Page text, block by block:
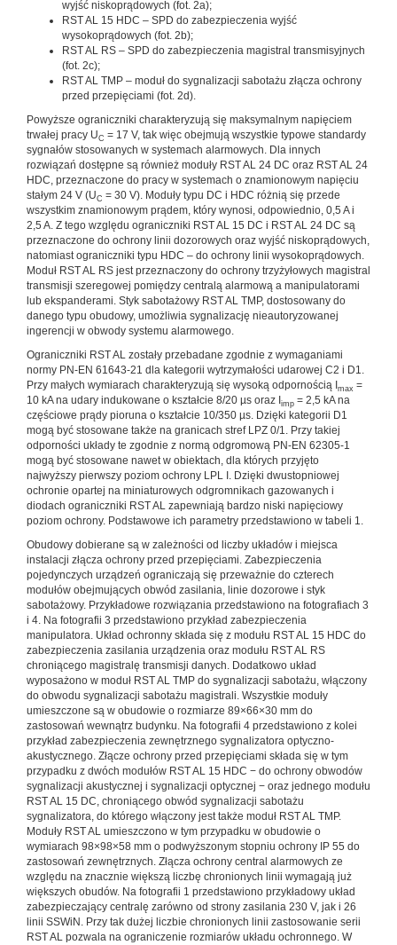
wyjść niskoprądowych (fot. 2a);
RST AL 15 HDC – SPD do zabezpieczenia wyjść
wysokoprądowych (fot. 2b);
RST AL RS – SPD do zabezpieczenia magistral transmisyjnych
(fot. 2c);
RST AL TMP – moduł do sygnalizacji sabotażu złącza ochrony
przed przepięciami (fot. 2d).
Powyższe ograniczniki charakteryzują się maksymalnym napięciem
trwałej pracy UC = 17 V, tak więc obejmują wszystkie typowe standardy
sygnałów stosowanych w systemach alarmowych. Dla innych
rozwiązań dostępne są również moduły RST AL 24 DC oraz RST AL 24
HDC, przeznaczone do pracy w systemach o znamionowym napięciu
stałym 24 V (UC = 30 V). Moduły typu DC i HDC różnią się przede
wszystkim znamionowym prądem, który wynosi, odpowiednio, 0,5 A i
2,5 A. Z tego względu ograniczniki RST AL 15 DC i RST AL 24 DC są
przeznaczone do ochrony linii dozorowych oraz wyjść niskoprądowych,
natomiast ograniczniki typu HDC – do ochrony linii wysokoprądowych.
Moduł RST AL RS jest przeznaczony do ochrony trzyżyłowych magistral
transmisji szeregowej pomiędzy centralą alarmową a manipulatorami
lub ekspanderami. Styk sabotażowy RST AL TMP, dostosowany do
danego typu obudowy, umożliwia sygnalizację nieautoryzowanej
ingerencji w obwody systemu alarmowego.
Ograniczniki RST AL zostały przebadane zgodnie z wymaganiami
normy PN-EN 61643-21 dla kategorii wytrzymałości udarowej C2 i D1.
Przy małych wymiarach charakteryzują się wysoką odpornością I max =
10 kA na udary indukowane o kształcie 8/20 µs oraz I imp = 2,5 kA na
częściowe prądy pioruna o kształcie 10/350 µs. Dzięki kategorii D1
mogą być stosowane także na granicach stref LPZ 0/1. Przy takiej
odporności układy te zgodnie z normą odgromową PN-EN 62305-1
mogą być stosowane nawet w obiektach, dla których przyjęto
najwyższy pierwszy poziom ochrony LPL I. Dzięki dwustopniowej
ochronie opartej na miniaturowych odgromnikach gazowanych i
diodach ograniczniki RST AL zapewniają bardzo niski napięciowy
poziom ochrony. Podstawowe ich parametry przedstawiono w tabeli 1.
Obudowy dobierane są w zależności od liczby układów i miejsca
instalacji złącza ochrony przed przepięciami. Zabezpieczenia
pojedynczych urządzeń ograniczają się przeważnie do czterech
modułów obejmujących obwód zasilania, linie dozorowe i styk
sabotażowy. Przykładowe rozwiązania przedstawiono na fotografiach 3
i 4. Na fotografii 3 przedstawiono przykład zabezpieczenia
manipulatora. Układ ochronny składa się z modułu RST AL 15 HDC do
zabezpieczenia zasilania urządzenia oraz modułu RST AL RS
chroniącego magistralę transmisji danych. Dodatkowo układ
wyposażono w moduł RST AL TMP do sygnalizacji sabotażu, włączony
do obwodu sygnalizacji sabotażu magistrali. Wszystkie moduły
umieszczone są w obudowie o rozmiarze 89×66×30 mm do
zastosowań wewnątrz budynku. Na fotografii 4 przedstawiono z kolei
przykład zabezpieczenia zewnętrznego sygnalizatora optyczno-
akustycznego. Złącze ochrony przed przepięciami składa się w tym
przypadku z dwóch modułów RST AL 15 HDC − do ochrony obwodów
sygnalizacji akustycznej i sygnalizacji optycznej − oraz jednego modułu
RST AL 15 DC, chroniącego obwód sygnalizacji sabotażu
sygnalizatora, do którego włączony jest także moduł RST AL TMP.
Moduły RST AL umieszczono w tym przypadku w obudowie o
wymiarach 98×98×58 mm o podwyższonym stopniu ochrony IP 55 do
zastosowań zewnętrznych. Złącza ochrony central alarmowych ze
względu na znacznie większą liczbę chronionych linii wymagają już
większych obudów. Na fotografii 1 przedstawiono przykładowy układ
zabezpieczający centralę zarówno od strony zasilania 230 V, jak i 26
linii SSWiN. Przy tak dużej liczbie chronionych linii zastosowanie serii
RST AL pozwala na ograniczenie rozmiarów układu ochronnego. W